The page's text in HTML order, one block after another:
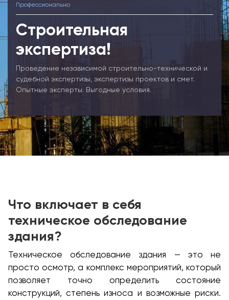
Профессионально
Строительная
экспертиза!
Проведение независимой строительно-технической и
судебной экспертизы, экспертизы проектов и смет.
Опытные эксперты. Выгодные условия.
Что включает в себя
техническое обследование
здания?
Техническое обследование здания — это не
просто осмотр, а комплекс мероприятий, который
позволяет точно определить состояние
конструкций, степень износа и возможные риски.